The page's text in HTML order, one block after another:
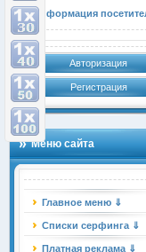
Информация
Авторизация
Регистрация
Меню сайта
Главное меню ⇓
Списки серфинга ⇓
Платная реклама ⇓